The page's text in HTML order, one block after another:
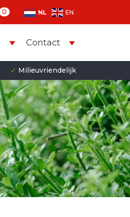
0 NL EN
Contact
✓ Milieuvriendelijk